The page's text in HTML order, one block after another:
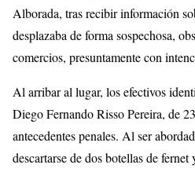
Alborada, tras recibir información
desplazaba de forma sospechosa,
comercios, presuntamente con
Al arribar al lugar, los efectivos
Diego Fernando Risso Pereira, de
antecedentes penales. Al ser
descartarse de dos botellas de fernet